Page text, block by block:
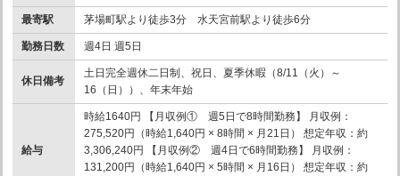
最寄駅 茅場町駅より徒歩3分 水天宮前駅より徒歩6分
勤務日数 週4日 週5日
休日備考
土日完全週休二日制、祝日、夏季休暇（8/11（火）～
16（日））、年末年始
給与
時給1640円 【月収例① 週5日で8時間勤務】 月収例：
275,520円（時給1,640円 × 8時間 × 月21日） 想定年収：約
3,306,240円 【月収例② 週4日で6時間勤務】 月収例：
131,200円（時給1,640円 × 5時間 × 月16日） 想定年収：約